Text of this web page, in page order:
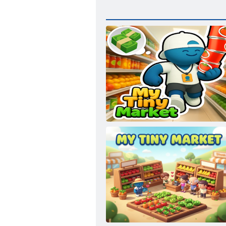
Moje maleno tržište